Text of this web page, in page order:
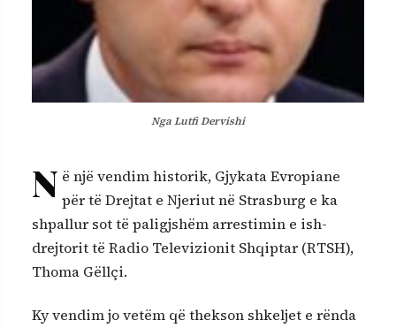
NgaLutfi Dervishi
N ë një vendim historik, Gjykata Evropiane
për të Drejtat e Njeriut në Strasburg e ka
shpallur sot të paligjshëm arrestimin e ish-
drejtorit të Radio Televizionit Shqiptar (RTSH),
Thoma Gëllçi.
Ky vendim jo vetëm që thekson shkeljet e rënda